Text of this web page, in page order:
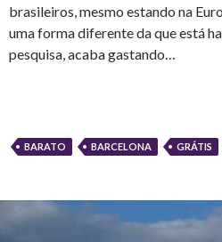
brasileiros, mesmo estando na
uma forma diferente da que está
pesquisa, acaba gastando…
BARATO BARCELONA GRÁTIS